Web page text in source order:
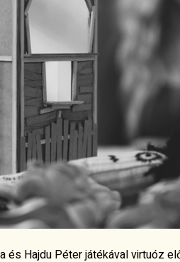
és Hajdu Péter játékával virtuóz